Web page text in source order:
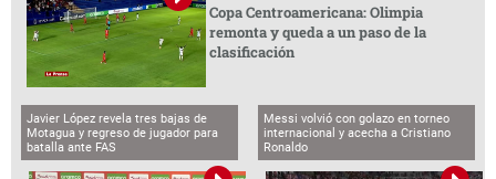
Copa Centroamericana: Olimpia
remonta y queda a un paso de la
clasificación
Javier López revela tres bajas de
Motagua y regreso de jugador para
batalla ante FAS
Messi volvió con golazo en torneo
internacional y acecha a Cristiano
Ronaldo